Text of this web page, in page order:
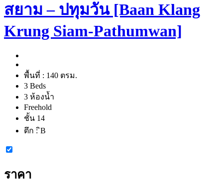
สยาม – ปทุมวัน [Baan Klang
Krung Siam-Pathumwan]
พื้นที่ : 140 ตรม.
3 Beds
3 ห้องน้ำ
Freehold
ชั้น 14
ตึก :ิB
ราคา